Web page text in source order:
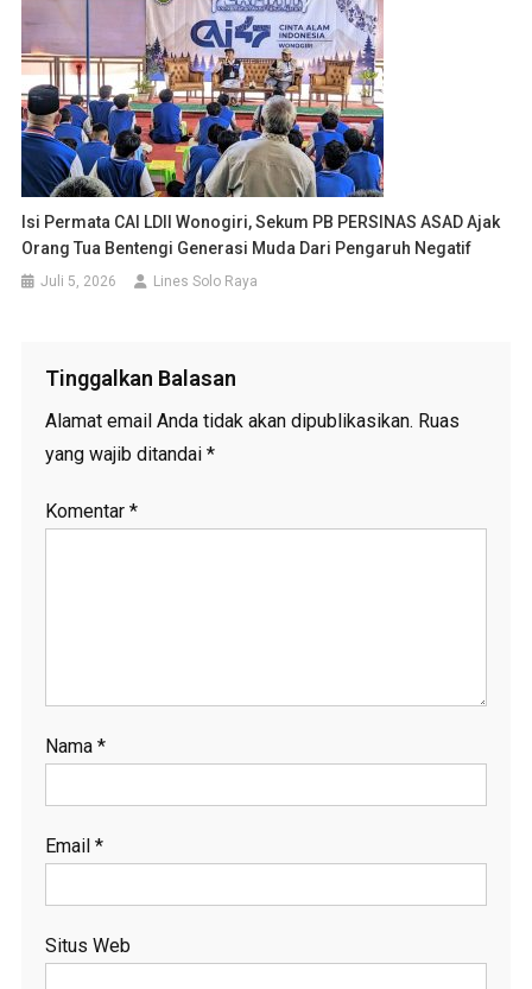
Isi Permata CAI LDII Wonogiri, Sekum PB PERSINAS ASAD Ajak
Orang Tua Bentengi Generasi Muda Dari Pengaruh Negatif
Juli 5, 2026 Lines Solo Raya
Tinggalkan Balasan
Alamat email Anda tidak akan dipublikasikan. Ruas
yang wajib ditandai *
Komentar *
Nama *
Email *
Situs Web